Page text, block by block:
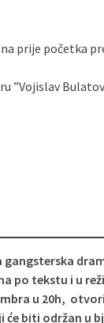
prije početka
”Vojislav
po tekstu i u
u 20h,
će biti održan u